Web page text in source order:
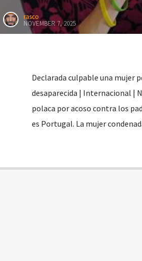
rasco
NOVEMBER 7, 2025
Declarada culpable una mujer
desaparecida | Internacional |
polaca por acoso contra los
es Portugal. La mujer